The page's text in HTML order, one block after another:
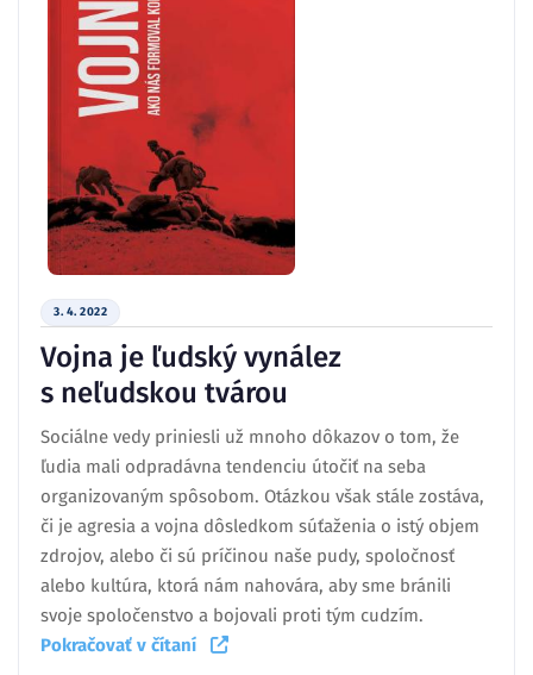
3. 4. 2022
Vojna je ľudský vynález
s neľudskou tvárou
Sociálne vedy priniesli už mnoho dôkazov o tom, že
ľudia mali odpradávna tendenciu útočiť na seba
organizovaným spôsobom. Otázkou však stále zostáva,
či je agresia a vojna dôsledkom súťaženia o istý objem
zdrojov, alebo či sú príčinou naše pudy, spoločnosť
alebo kultúra, ktorá nám nahovára, aby sme bránili
svoje spoločenstvo a bojovali proti tým cudzím.
Pokračovať v čítaní